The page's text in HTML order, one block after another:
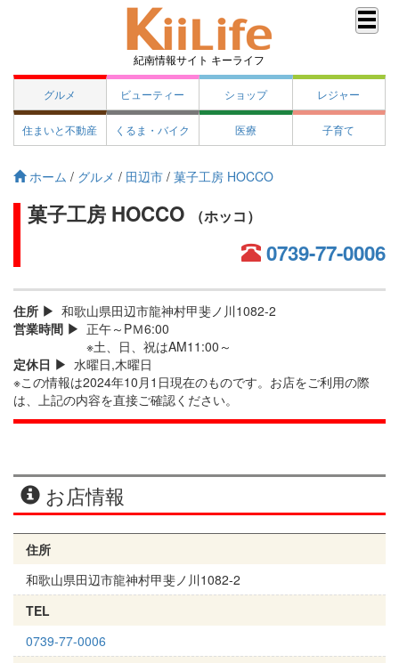
紀南情報サイト キーライフ
グルメ ビューティー ショップ レジャー
住まいと不動産 くるま・バイク 医療 子育て
ホーム / グルメ / 田辺市 / 菓子工房 HOCCO
菓子工房 HOCCO （ホッコ）
0739-77-0006
住所
和歌山県田辺市龍神村甲斐ノ川1082-2
営業時間
正午～PＭ6:00
※土、日、祝はAM11:00～
定休日
水曜日,木曜日
※この情報は2024年10月1日現在のものです。お店をご利用の際
は、上記の内容を直接ご確認ください。
お店情報
住所
和歌山県田辺市龍神村甲斐ノ川1082-2
TEL
0739-77-0006